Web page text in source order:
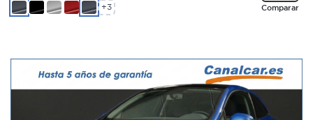
Comparar
+3